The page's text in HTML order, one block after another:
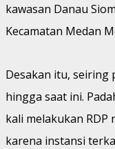
kawasan Danau
Kecamatan Medan
Desakan itu, seiring
hingga saat ini.
kali melakukan
karena instansi